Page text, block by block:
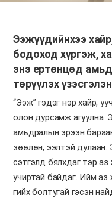
Ээжүүдийнхээ
бодоход хүргэж,
энэ ертөнцөд
төрүүлэх
“Ээж” гэдэг нэр хайр,
олон дурсамж агуулна.
амьдралын эрээн
зөөлөн, ээлтэй дулаан.
сэтгэлд бялхдаг тэр аз
учиртай байдаг. Ийм аз
гийх болтугай гэсэн